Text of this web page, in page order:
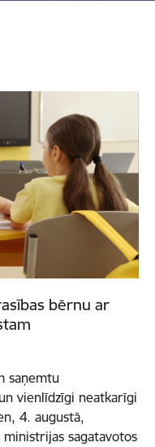
bērnu ar
saņemtu
vienlīdzīgi neatkarīgi
4. augustā,
sagatavotos